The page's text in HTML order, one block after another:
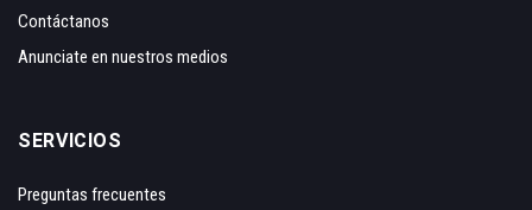
Contáctanos
Anunciate en nuestros medios
SERVICIOS
Preguntas frecuentes